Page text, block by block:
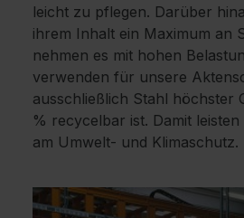
leicht zu pflegen. Darüber
ihrem Inhalt ein Maximum an
nehmen es mit hohen
verwenden für unsere
ausschließlich Stahl höchster
% recycelbar ist. Damit
am Umwelt- und Klimaschutz.